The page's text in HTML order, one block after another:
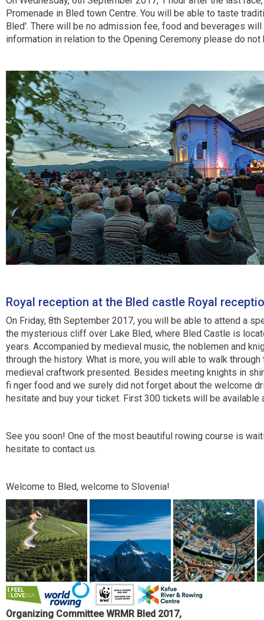
Promenade in Bled town Centre. You will be able to taste
Bled'. There will be no admission fee, food and beverages
information in relation to the Opening Ceremony please do
Royal reception at the Bled castle Royal
On Friday, 8th September 2017, you will be able to attend a
the mysterious cliff over Lake Bled, where Bled Castle is
years. Accompanied by medieval music, the noblemen and
through the history. What is more, you will able to walk
medieval craftwork presented. Besides meeting knights in
fi nger food and we surely did not forget about the welcome
hesitate and buy your ticket. First 300 tickets will be
See you soon! One of the most beautiful rowing course is
hesitate to contact us.
Welcome to Bled, welcome to Slovenia!
Organizing Committee WRMR Bled 2017,